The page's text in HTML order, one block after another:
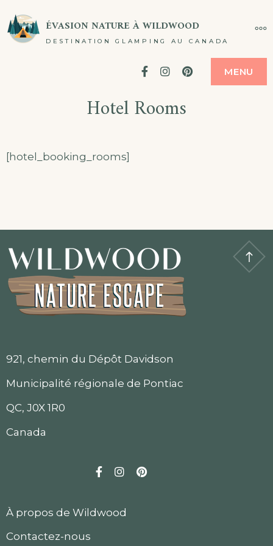
au
ÉVASION NATURE À WILDWOOD
DESTINATION GLAMPING AU CANADA
FacebookInstagram
Pinterest
MENU
Hotel Rooms
[hotel_booking_rooms]
921, chemin du Dépôt Davidson
Municipalité régionale de Pontiac
QC, J0X 1R0
Canada
FacebookInstagram
Pinterest
À propos de Wildwood
Contactez-nous